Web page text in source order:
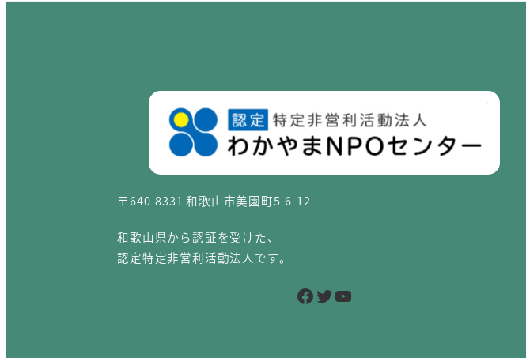
〒640-8331 和歌山市美園町5-6-12
和歌山県から認証を受けた、
認定特定非営利活動法人です。
Facebook Twitter YouTube